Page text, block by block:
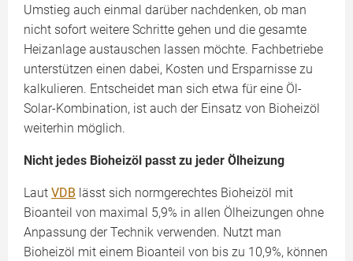
Umstieg auch einmal darüber nachdenken, ob man
nicht sofort weitere Schritte gehen und die gesamte
Heizanlage austauschen lassen möchte. Fachbetriebe
unterstützen einen dabei, Kosten und Ersparnisse zu
kalkulieren. Entscheidet man sich etwa für eine Öl-
Solar-Kombination, ist auch der Einsatz von Bioheizöl
weiterhin möglich.
Nicht jedes Bioheizöl passt zu jeder Ölheizung
Laut VDB lässt sich normgerechtes Bioheizöl mit
Bioanteil von maximal 5,9% in allen Ölheizungen ohne
Anpassung der Technik verwenden. Nutzt man
Bioheizöl mit einem Bioanteil von bis zu 10,9%, können